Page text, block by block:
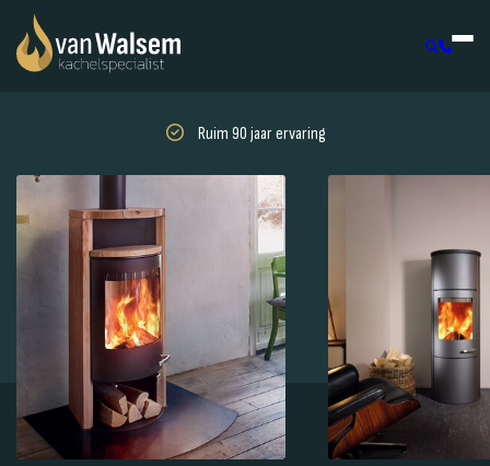
Ruim 90 jaar ervaring